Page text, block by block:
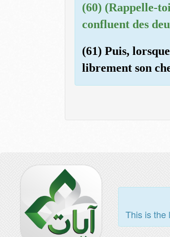
(60) (Rappelle-
confluent des
(61) Puis,
librement son
This is the